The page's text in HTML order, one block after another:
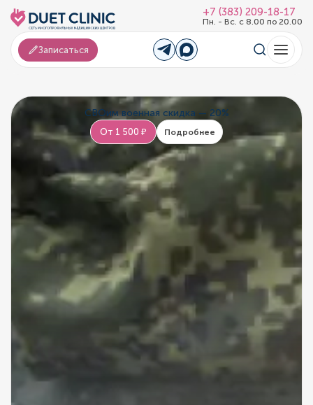
+7 (383) 209-18-17
Пн. - Вс. с 8.00 по 20.00
Записаться
СВОим военная скидка — 20%
От 1 500 ₽ Подробнее